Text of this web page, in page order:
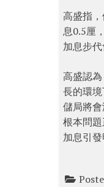
高盛指
息0.5厘
加息步代
高盛認
長的環
儲局將
根本問
加息引發